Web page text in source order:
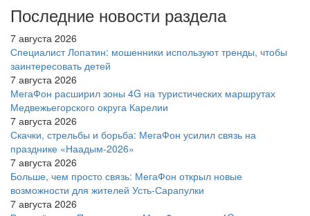
Последние новости раздела
7 августа 2026
Специалист Лопатин: мошенники используют тренды, чтобы
заинтересовать детей
7 августа 2026
МегаФон расширил зоны 4G на туристических маршрутах
Медвежьегорского округа Карелии
7 августа 2026
Скачки, стрельбы и борьба: МегаФон усилил связь на
празднике «Наадым-2026»
7 августа 2026
Больше, чем просто связь: МегаФон открыл новые
возможности для жителей Усть-Сарапулки
7 августа 2026